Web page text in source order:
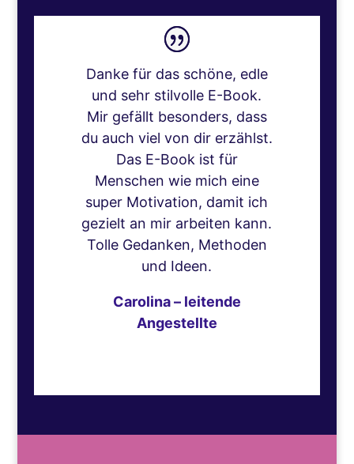
Danke für das schöne, edle
und sehr stilvolle E-Book.
Mir gefällt besonders, dass
du auch viel von dir erzählst.
Das E-Book ist für
Menschen wie mich eine
super Motivation, damit ich
gezielt an mir arbeiten kann.
Tolle Gedanken, Methoden
und Ideen.
Carolina – leitende
Angestellte